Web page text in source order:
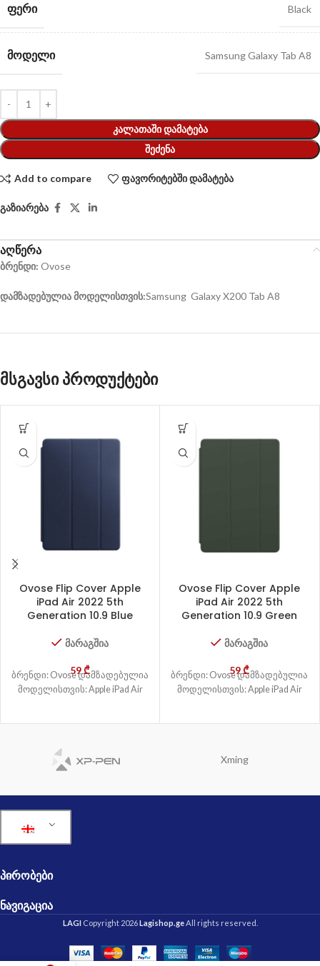
ᲤᲔᲠᲘ Black
ᲛᲝᲓᲔᲚᲘ Samsung Galaxy Tab A8
ᲙᲐᲚᲐᲗᲐᲨᲘ ᲓᲐᲛᲐᲢᲔᲑᲐ
ᲨᲔᲫᲔᲜᲐ
Add to compare ფავორიტებში დამატება
გაზიარება
აღწერა
ბრენდი: Ovose
დამზადებულია მოდელისთვის:Samsung Galaxy X200 Tab A8
მსგავსი პროდუქტები
Ovose Flip Cover Apple
iPad Air 2022 5th
Generation 10.9 Blue
მარაგშია
59₾
ბრენდი: Ovose დამზადებულია
მოდელისთვის: Apple iPad Air
Ovose Flip Cover Apple
iPad Air 2022 5th
Generation 10.9 Green
მარაგშია
59₾
ბრენდი: Ovose დამზადებულია
მოდელისთვის: Apple iPad Air
Xming
ᲞᲘᲠᲝᲑᲔᲑᲘ
ᲜᲐᲕᲘᲒᲐᲪᲘᲐ
LAGI Copyright 2026Lagishop.geAll rights reserved.